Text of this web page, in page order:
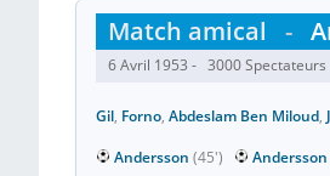
Match amical -
6 Avril 1953 - 3000 Spectateurs
Gil, Forno, Abdeslam Ben Miloud,
Andersson (45') Andersson